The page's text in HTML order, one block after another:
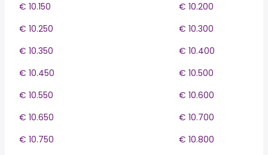
€ 10.150
€ 10.200
€ 10.250
€ 10.300
€ 10.350
€ 10.400
€ 10.450
€ 10.500
€ 10.550
€ 10.600
€ 10.650
€ 10.700
€ 10.750
€ 10.800